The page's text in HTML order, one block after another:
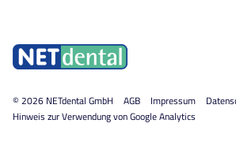
© 2026 NETdental GmbH AGB Impressum
Hinweis zur Verwendung von Google Analytics